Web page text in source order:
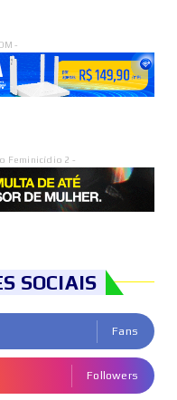
-
Feminicídio 2 -
SOCIAIS
Fans
Followers